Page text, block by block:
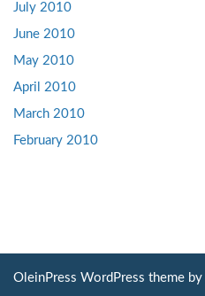
July 2010
June 2010
May 2010
April 2010
March 2010
February 2010
OleinPress WordPress theme by